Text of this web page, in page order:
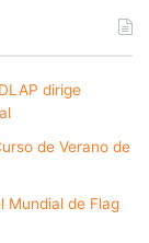
dirige
de Verano de
Mundial de Flag